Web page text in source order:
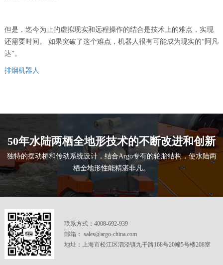
但是，迄今为止的虚拟现实和远程操作的结合是技术上的难点，实现
还需要时间。 如果突破了这个难点，机器人很有可能成为现实的“阿凡
达”。
排烟机器人
50年水陆两栖全地形技术的不断改进和创新
独特的摆动桥和传动系统设计，结合Argo专有的轮胎结构，使水陆两
栖全地形性能精湛非凡。
联系方式：4008-692-939
邮箱： sales@argo-china.com
地址：上海市松江区泗泾镇九干路168号20幢5号楼208室